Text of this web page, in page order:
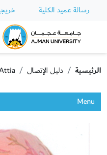
رسالة عميد الكلية
Ajman University
الرئيسية دليل الإتصال
Menu